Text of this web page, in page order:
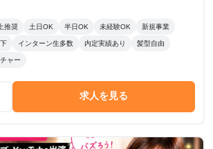
推奨 土日OK 半日OK 未経験OK 新規事業
インターン生多数 内定実績あり 髪型自由
ャー
求人を見る